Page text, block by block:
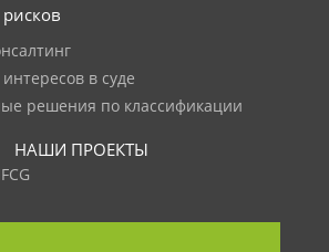
в суде
решения по классификации
НАШИ ПРОЕКТЫ